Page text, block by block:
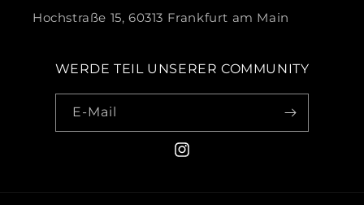
Hochstraße 15, 60313 Frankfurt am Main
WERDE TEIL UNSERER COMMUNITY
E-Mail
Instagram